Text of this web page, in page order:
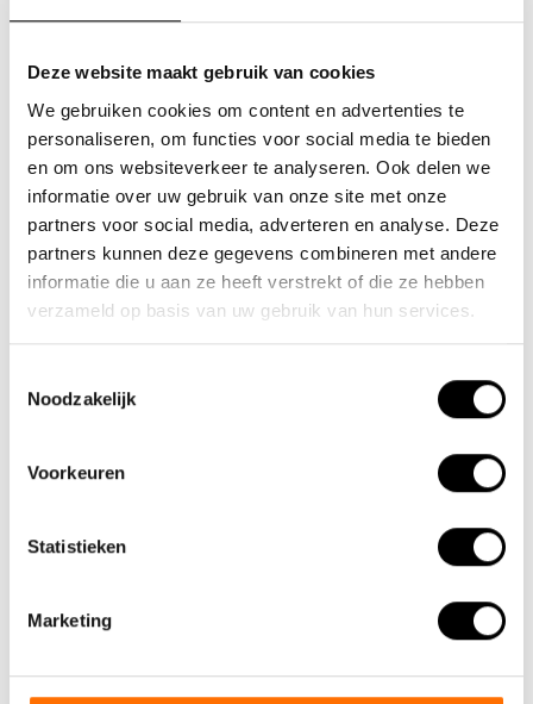
Deze website maakt gebruik van cookies
We gebruiken cookies om content en advertenties te
personaliseren, om functies voor social media te bieden
en om ons websiteverkeer te analyseren. Ook delen we
informatie over uw gebruik van onze site met onze
partners voor social media, adverteren en analyse. Deze
partners kunnen deze gegevens combineren met andere
informatie die u aan ze heeft verstrekt of die ze hebben
verzameld op basis van uw gebruik van hun services.
Noodzakelijk
Voorkeuren
Statistieken
Marketing
Nieuwe Eerdsebaan 16, 5482 VS Schijndel Nederland
KvK-nr: 62140957
Btw-nr: NL854680950B01
(+31) 73 203 2487
(+31) 73 203 2487
Showroom Schijndel